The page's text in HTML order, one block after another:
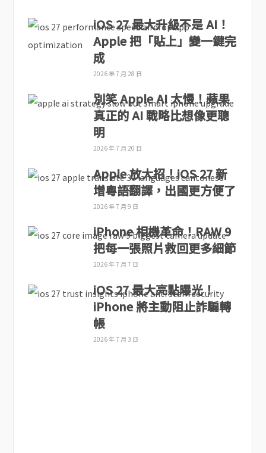
iOS 27 最大升級不是 AI！
Apple 把「貼上」變一鍵完
成
2026 年 7 月 28 日
別笑 Apple AI 太慢！蘋果
真正的 AI 戰略比想像更聰
明
2026 年 7 月 20 日
Apple 放大招！iOS 27 新
增粵語翻譯，出國更方便了
2026 年 7 月 9 日
iPhone 相機革命！RAW 9
把每一張照片救回更多細節
2026 年 7 月 7 日
iOS 27 最大亮點曝光！
iPhone 將主動阻止詐騙轉
帳
2026 年 7 月 3 日